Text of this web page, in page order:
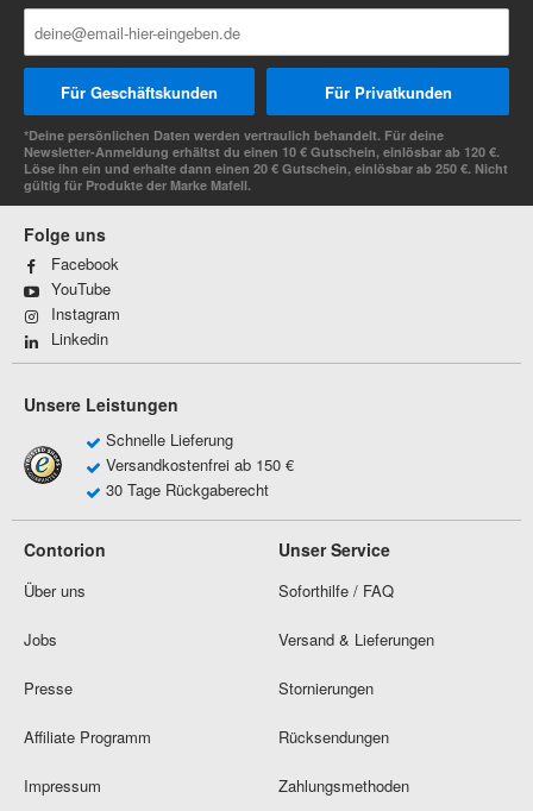
Für Geschäftskunden Für Privatkunden
*Deine persönlichen Daten werden vertraulich behandelt. Für deine
Newsletter-Anmeldung erhältst du einen 10 € Gutschein, einlösbar ab 120 €.
Löse ihn ein und erhalte dann einen 20 € Gutschein, einlösbar ab 250 €. Nicht
gültig für Produkte der Marke Mafell.
Folge uns
Facebook
YouTube
Instagram
Linkedin
Unsere Leistungen
Schnelle Lieferung
Versandkostenfrei ab 150 €
30 Tage Rückgaberecht
Contorion
Über uns
Jobs
Presse
Affiliate Programm
Impressum
Unser Service
Soforthilfe / FAQ
Versand & Lieferungen
Stornierungen
Rücksendungen
Zahlungsmethoden